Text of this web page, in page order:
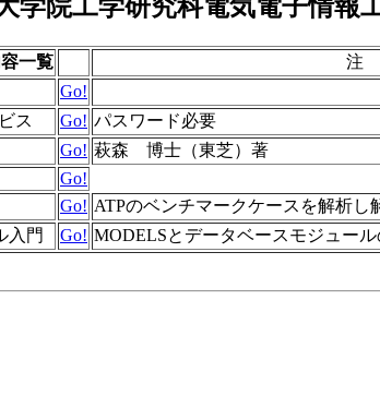
学院工学研究科電気電子情報
一覧
注
Go!
ス
Go! パスワード必要
Go! 萩森 博士（東芝）著
Go!
Go! ATPのベンチマークケースを解析し
入門
Go! MODELSとデータベースモジュール